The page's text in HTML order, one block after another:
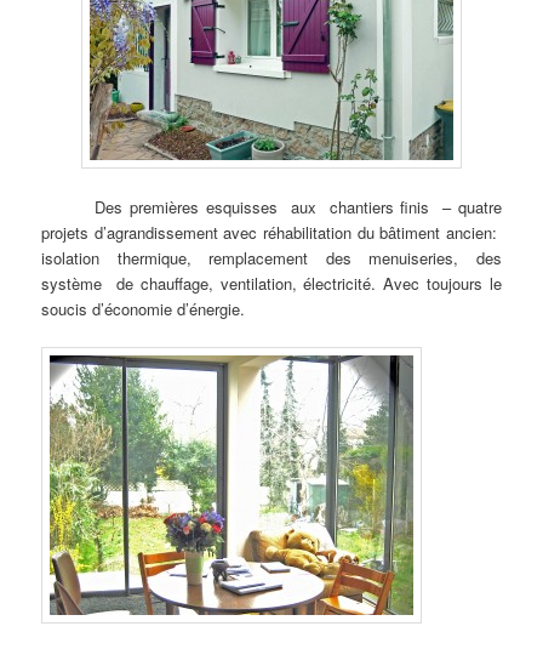
Des premières esquisses aux chantiers finis – quatre
projets d’agrandissement avec réhabilitation du bâtiment ancien:
isolation thermique, remplacement des menuiseries, des
système de chauffage, ventilation, électricité. Avec toujours le
soucis d’économie d’énergie.